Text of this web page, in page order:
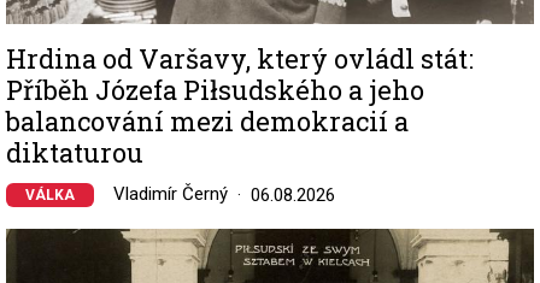
Hrdina od Varšavy, který ovládl stát:
Příběh Józefa Piłsudského a jeho
balancování mezi demokracií a
diktaturou
VÁLKA Vladimír Černý 06.08.2026
Image